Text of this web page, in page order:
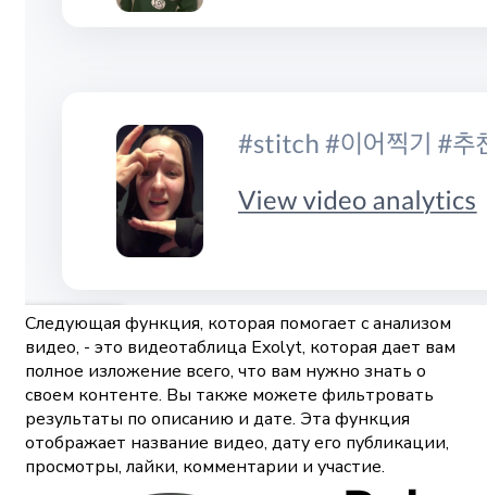
Следующая функция, которая помогает с анализом
видео, - это видеотаблица Exolyt, которая дает вам
полное изложение всего, что вам нужно знать о
своем контенте. Вы также можете фильтровать
результаты по описанию и дате. Эта функция
отображает название видео, дату его публикации,
просмотры, лайки, комментарии и участие.